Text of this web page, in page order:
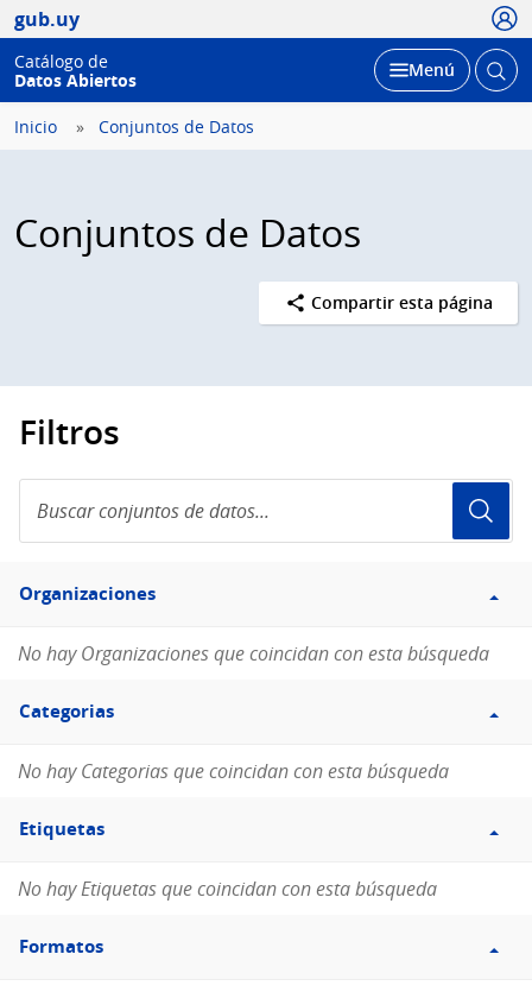
gub.uy
Catálogo de
Datos Abiertos
Desplegar
Menú Abrir
Inicio Conjuntos de Datos
Conjuntos de Datos
Compartir esta página
Filtros
conjuntos
de
Filtro
Organizaciones
Organizaciones
No hay Organizaciones que coincidan con esta búsqueda
Filtro
Categorias
Categorias
No hay Categorias que coincidan con esta búsqueda
Filtro
Etiquetas
Etiquetas
No hay Etiquetas que coincidan con esta búsqueda
Filtro
Formatos
Formatos